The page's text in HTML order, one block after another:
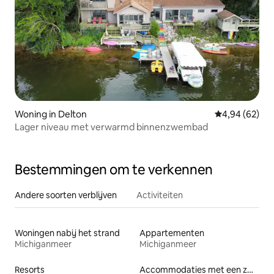
Woning in Delton Gemiddelde
4,94 (62)
Lager niveau met verwarmd binnenzwembad
Bestemmingen om te verkennen
Andere soorten verblijven Activiteiten
Woningen nabij het strand
Michiganmeer
Appartementen
Michiganmeer
Resorts Accommodaties met een zwembad